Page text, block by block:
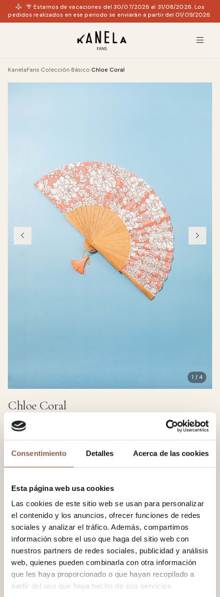
Consentimiento Detalles Acerca de las cookies
Esta página web usa cookies
Las cookies de este sitio web se usan para personalizar
el contenido y los anuncios, ofrecer funciones de redes
sociales y analizar el tráfico. Además, compartimos
información sobre el uso que haga del sitio web con
nuestros partners de redes sociales, publicidad y análisis
web, quienes pueden combinarla con otra información
que les haya proporcionado o que hayan recopilado a
partir del uso que haya hecho de sus servicios.
🌴 Estamos de vacaciones del 30/07/2026 al 31/08/2026. Los
pedidos realizados en ese periodo se enviarán a partir del 01/09/2026.
KanelaFans›Colección›Básico›Chloe Coral
1 / 4
Chloe Coral
38.00 EUR
− + AÑADIR AL CARRITO
Abanico en madera de limba, con tela 100% algodón
estampada. Detalle de pompón con cadena.
TAMAÑO 23x42 cm.
Único